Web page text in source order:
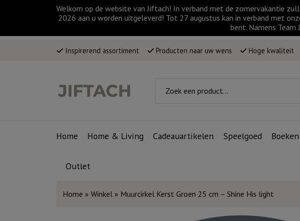
Welkom op de website van Jiftach! In verband met de zomervakantie
2026 aan u worden uitgeleverd! Tot 27 augustus kan in verband met
bent. Namens
Inspirerend assortiment Producten naar uw wens Hoge kwaliteit
Home Home & Living Cadeauartikelen Speelgoed Boeken
Outlet
Home » Winkel » Muurcirkel Kerst Groen 25 cm – Shine His light